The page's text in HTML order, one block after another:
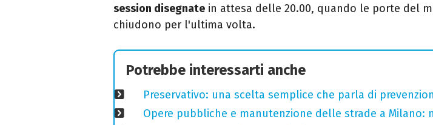
session disegnate in attesa delle 20.00, quando le porte del
chiudono per l'ultima volta.
Potrebbe interessarti anche
Preservativo: una scelta semplice che parla di
Opere pubbliche e manutenzione delle strade a Milano: